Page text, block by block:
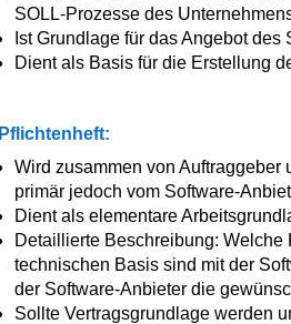
SOLL-Prozesse des
Ist Grundlage für das Angebot des
Dient als Basis für die Erstellung
Pflichtenheft:
Wird zusammen von Auftraggeber
primär jedoch vom Software-
Dient als elementare
Detaillierte Beschreibung:
technischen Basis sind mit der
der Software-Anbieter die
Sollte Vertragsgrundlage werden